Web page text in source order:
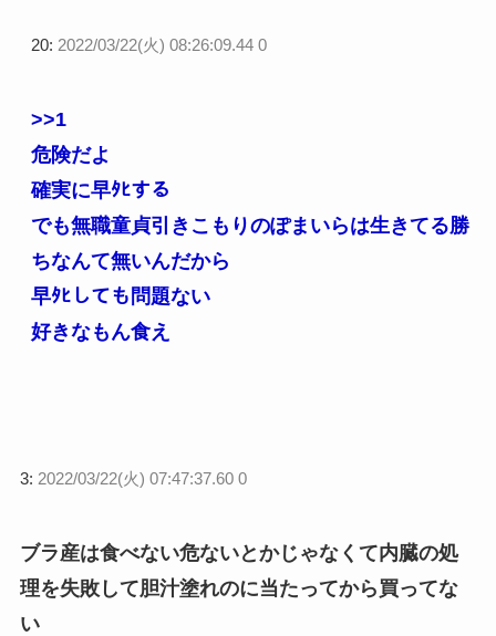
20: 2022/03/22(火) 08:26:09.44 0
>>1
危険だよ
確実に早ﾀﾋする
でも無職童貞引きこもりのぽまいらは生きてる勝
ちなんて無いんだから
早ﾀﾋしても問題ない
好きなもん食え
3: 2022/03/22(火) 07:47:37.60 0
ブラ産は食べない危ないとかじゃなくて内臓の処
理を失敗して胆汁塗れのに当たってから買ってな
い